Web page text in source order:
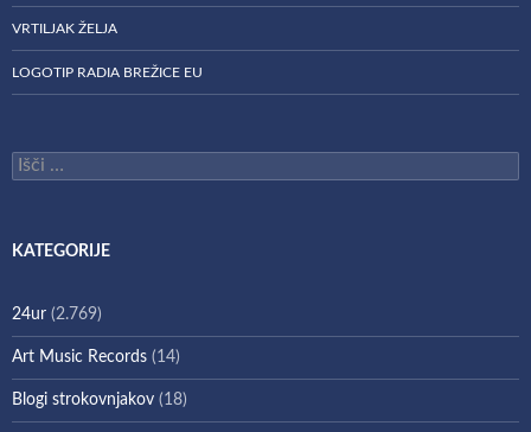
VRTILJAK ŽELJA
LOGOTIP RADIA BREŽICE EU
Išči:
KATEGORIJE
24ur (2.769)
Art Music Records (14)
Blogi strokovnjakov (18)